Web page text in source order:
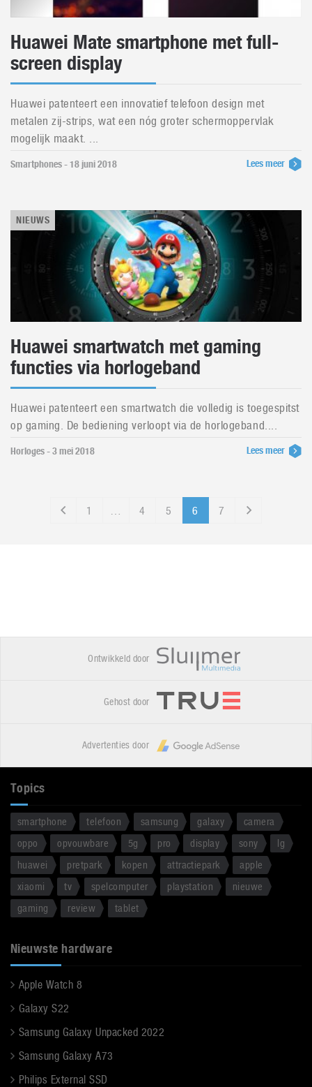
Huawei Mate smartphone met full-
screen display
Huawei patenteert een innovatief telefoon design met
metalen zij-strips, wat een nóg groter schermoppervlak
mogelijk maakt. ...
Smartphones - 18 juni 2018 Lees meer
NIEUWS
Huawei smartwatch met gaming
functies via horlogeband
Huawei patenteert een smartwatch die volledig is toegespitst
op gaming. De bediening verloopt via de horlogeband....
Horloges - 3 mei 2018 Lees meer
1 … 4 5 6 7
Ontwikkeld door
Gehost door
Advertenties door
Topics
smartphone telefoon samsung galaxy
camera
oppo
opvouwbare 5g pro display sony
lg
huawei
pretpark kopen attractiepark
apple
xiaomi
tv spelcomputer playstation
nieuwe
gaming
review tablet
Nieuwste hardware
Apple Watch 8
Galaxy S22
Samsung Galaxy Unpacked 2022
Samsung Galaxy A73
Philips External SSD